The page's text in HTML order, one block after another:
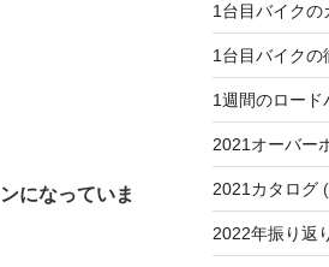
になっていま
1台目バイクの
1台目バイクの
1週間のロード
2021オーバー
2021カタログ
2022年振り返